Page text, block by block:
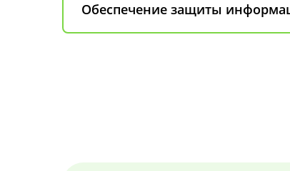
Обеспечение защиты